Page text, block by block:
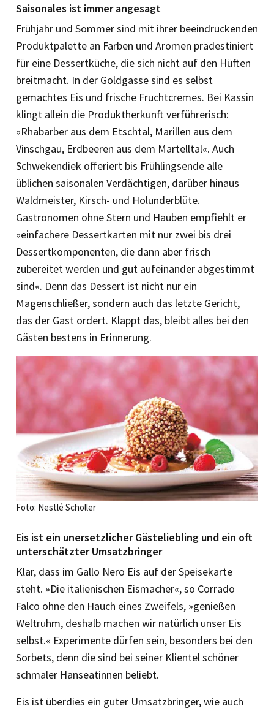
Saisonales ist immer angesagt
Frühjahr und Sommer sind mit ihrer beeindruckenden
Produktpalette an Farben und Aromen prädestiniert
für eine Dessertküche, die sich nicht auf den Hüften
breitmacht. In der Goldgasse sind es selbst
gemachtes Eis und frische Fruchtcremes. Bei Kassin
klingt allein die Produktherkunft verführerisch:
»Rhabarber aus dem Etschtal, Marillen aus dem
Vinschgau, Erdbeeren aus dem Martelltal«. Auch
Schwekendiek offeriert bis Frühlingsende alle
üblichen saisonalen Verdächtigen, darüber hinaus
Waldmeister, Kirsch- und Holunderblüte.
Gastronomen ohne Stern und Hauben empfiehlt er
»einfachere Dessertkarten mit nur zwei bis drei
Dessertkomponenten, die dann aber frisch
zubereitet werden und gut aufeinander abgestimmt
sind«. Denn das Dessert ist nicht nur ein
Magenschließer, sondern auch das letzte Gericht,
das der Gast ordert. Klappt das, bleibt alles bei den
Gästen bestens in Erinnerung.
Foto: Nestlé Schöller
Eis ist ein unersetzlicher Gästeliebling und ein oft
unterschätzter Umsatzbringer
Klar, dass im Gallo Nero Eis auf der Speisekarte
steht. »Die italie­nischen Eismacher«, so Corrado
Falco ohne den Hauch eines Zweifels, »genießen
Weltruhm, deshalb machen wir natürlich unser Eis
selbst.« Experimente dürfen sein, besonders bei den
Sorbets, denn die sind bei seiner Klientel schöner
schmaler Hanseatinnen beliebt.
Eis ist überdies ein guter Umsatzbringer, wie auch